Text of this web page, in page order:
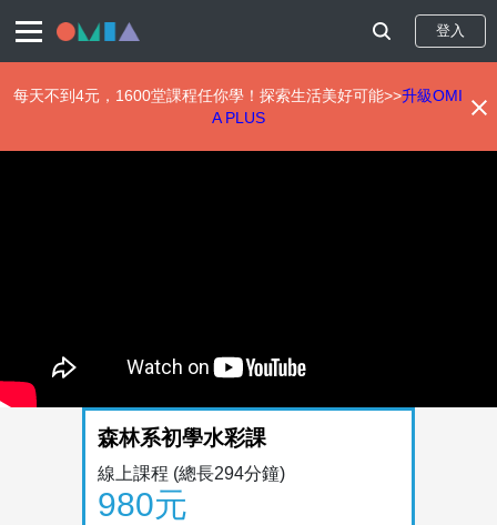
登入
每天不到4元，1600堂課程任你學！探索生活美好可能>>升級OMI
A PLUS
森林系初學水彩課
線上課程 (總長294分鐘)
980元